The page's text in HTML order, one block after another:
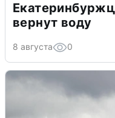
вернут воду
8 августа 0